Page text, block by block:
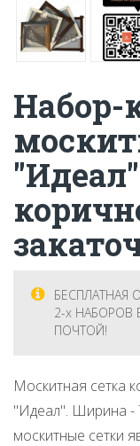
Набор-
БЕСПЛАТНАЯ
2-х НАБОРОВ
ПОЧТОЙ!
Москитная сетка
"Идеал". Ширина -
москитные сетки